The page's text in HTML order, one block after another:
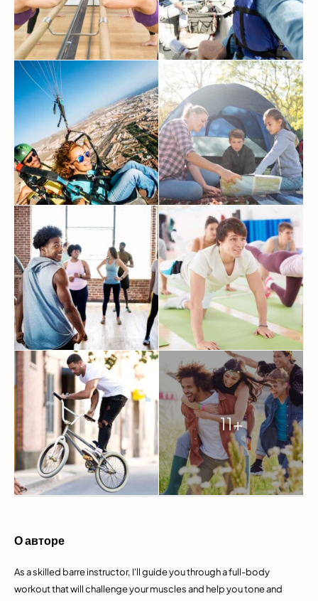
11+
О авторе
As a skilled barre instructor, I'll guide you through a full-body
workout that will challenge your muscles and help you tone and